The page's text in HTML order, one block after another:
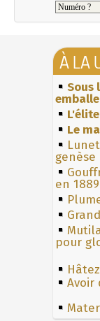
À LA
Sous
Le
genèse
en 1889
pour
Avoir